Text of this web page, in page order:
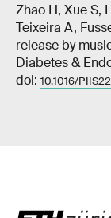
Zhao H, Xue S,
Teixeira A,
release by
Diabetes &
doi: 10.1016/